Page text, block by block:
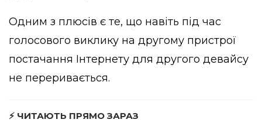
Одним з плюсів є те, що навіть під час
голосового виклику на другому пристрої
постачання Інтернету для другого девайсу
не переривається.
⚡ ЧИТАЮТЬ ПРЯМО ЗАРАЗ